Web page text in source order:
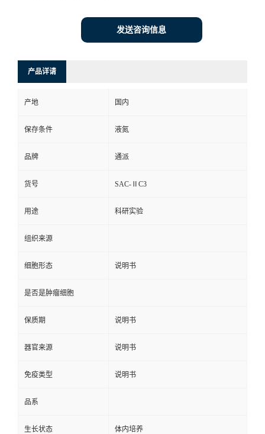
发送咨询信息
产品详请
产地 国内
保存条件 液氮
品牌 通派
货号 SAC-ⅡC3
用途 科研实验
组织来源
细胞形态 说明书
是否是肿瘤细胞
保质期 说明书
器官来源 说明书
免疫类型 说明书
品系
生长状态 体内培养